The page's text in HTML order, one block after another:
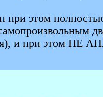
при этом
и при этом